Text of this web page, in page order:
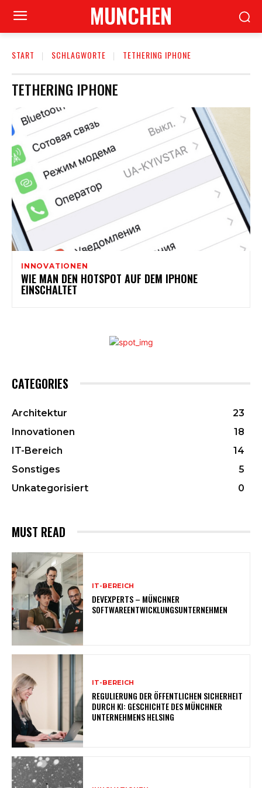
MUNCHEN
START SCHLAGWORTE TETHERING IPHONE
TETHERING IPHONE
INNOVATIONEN
WIE MAN DEN HOTSPOT AUF DEM IPHONE
EINSCHALTET
CATEGORIES
Architektur
23
Innovationen
18
IT-Bereich
14
Sonstiges
5
Unkategorisiert
0
MUST READ
IT-BEREICH
DEVEXPERTS – MÜNCHNER
SOFTWAREENTWICKLUNGSUNTERNEHMEN
IT-BEREICH
REGULIERUNG DER ÖFFENTLICHEN SICHERHEIT
DURCH KI: GESCHICHTE DES MÜNCHNER
UNTERNEHMENS HELSING